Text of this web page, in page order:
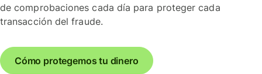
de comprobaciones cada día para proteger cada
transacción del fraude.
Cómo protegemos tu dinero